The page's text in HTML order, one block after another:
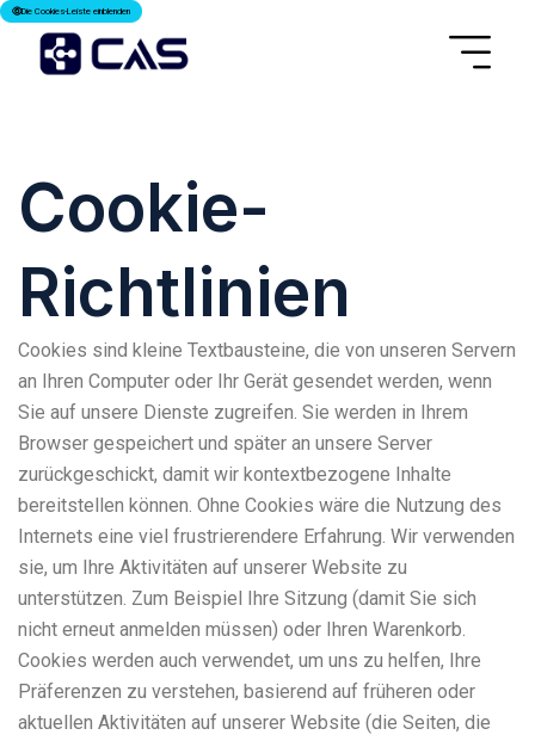
Cookie-
Richtlinien
Cookies sind kleine Textbausteine, die von unseren Servern
an Ihren Computer oder Ihr Gerät gesendet werden, wenn
Sie auf unsere Dienste zugreifen. Sie werden in Ihrem
Browser gespeichert und später an unsere Server
zurückgeschickt, damit wir kontextbezogene Inhalte
bereitstellen können. Ohne Cookies wäre die Nutzung des
Internets eine viel frustrierendere Erfahrung. Wir verwenden
sie, um Ihre Aktivitäten auf unserer Website zu
unterstützen. Zum Beispiel Ihre Sitzung (damit Sie sich
nicht erneut anmelden müssen) oder Ihren Warenkorb.
Cookies werden auch verwendet, um uns zu helfen, Ihre
Präferenzen zu verstehen, basierend auf früheren oder
aktuellen Aktivitäten auf unserer Website (die Seiten, die
Die Cookies-Leiste einblenden